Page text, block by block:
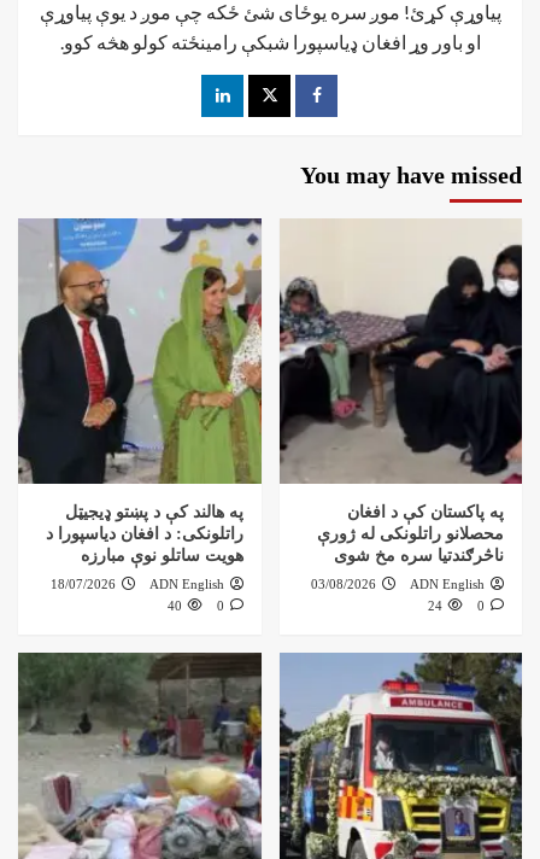
پیاوړې کړئ! موږ سره یوځای شئ ځکه چې موږ د یوې پیاوړې
او باور وړ افغان ډیاسپورا شبکې رامینځته کولو هڅه کوو.
You may have missed
په پاکستان کې د افغان
محصلانو راتلونکی له ژورې
ناڅرګندتیا سره مخ شوی
ADN English
03/08/2026
0
24
په هالند کې د پښتو ډیجیټل
راتلونکی: د افغان دیاسپورا د
هویت ساتلو نوې مبارزه
ADN English
18/07/2026
0
40